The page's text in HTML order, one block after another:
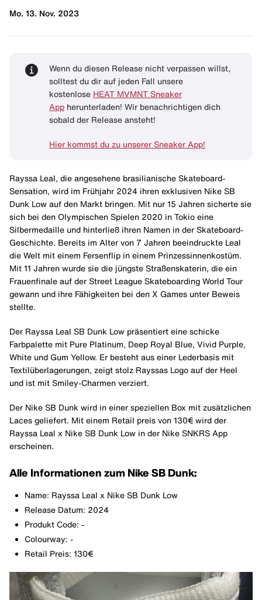
Mo. 13. Nov. 2023
Wenn du diesen Release nicht verpassen willst,
solltest du dir auf jeden Fall unsere
kostenlose HEAT MVMNT Sneaker
App herunterladen! Wir benachrichtigen dich
sobald der Release ansteht!
Hier kommst du zu unserer Sneaker App!
Rayssa Leal, die angesehene brasilianische Skateboard-
Sensation, wird im Frühjahr 2024 ihren exklusiven Nike SB
Dunk Low auf den Markt bringen. Mit nur 15 Jahren sicherte sie
sich bei den Olympischen Spielen 2020 in Tokio eine
Silbermedaille und hinterließ ihren Namen in der Skateboard-
Geschichte. Bereits im Alter von 7 Jahren beeindruckte Leal
die Welt mit einem Fersenflip in einem Prinzessinnenkostüm.
Mit 11 Jahren wurde sie die jüngste Straßenskaterin, die ein
Frauenfinale auf der Street League Skateboarding World Tour
gewann und ihre Fähigkeiten bei den X Games unter Beweis
stellte.
Der Rayssa Leal SB Dunk Low präsentiert eine schicke
Farbpalette mit Pure Platinum, Deep Royal Blue, Vivid Purple,
White und Gum Yellow. Er besteht aus einer Lederbasis mit
Textilüberlagerungen, zeigt stolz Rayssas Logo auf der Heel
und ist mit Smiley-Charmen verziert.
Der Nike SB Dunk wird in einer speziellen Box mit zusätzlichen
Laces geliefert. Mit einem Retail preis von 130€ wird der
Rayssa Leal x Nike SB Dunk Low in der Nike SNKRS App
erscheinen.
Alle Informationen zum Nike SB Dunk:
Name: Rayssa Leal x Nike SB Dunk Low
Release Datum: 2024
Produkt Code: -
Colourway: -
Retail Preis: 130€